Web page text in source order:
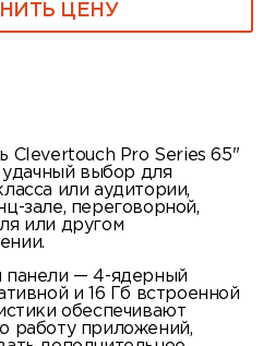
ЦЕНУ
Clevertouch Pro Series 65"
выбор для
или аудитории,
зале, переговорной,
или другом
панели — 4-ядерный
и 16 Гб встроенной
обеспечивают
работу приложений,